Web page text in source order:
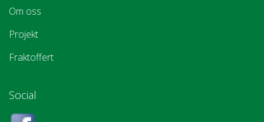
Om oss
Projekt
Fraktoffert
Social